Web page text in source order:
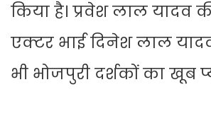
किया है। प्रवेश लाल यादव
एक्टर भाई दिनेश लाल
भी भोजपुरी दर्शकों का खूब